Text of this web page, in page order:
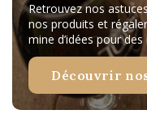
Retrouvez nos
nos produits et
mine d’idées pour
Découvrir